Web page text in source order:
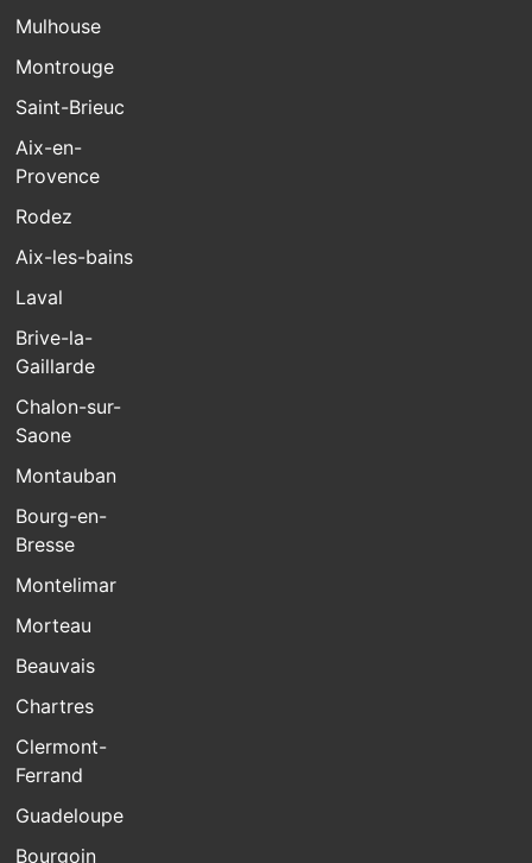
Mulhouse
Montrouge
Saint-Brieuc
Aix-en-
Provence
Rodez
Aix-les-bains
Laval
Brive-la-
Gaillarde
Chalon-sur-
Saone
Montauban
Bourg-en-
Bresse
Montelimar
Morteau
Beauvais
Chartres
Clermont-
Ferrand
Guadeloupe
Bourgoin